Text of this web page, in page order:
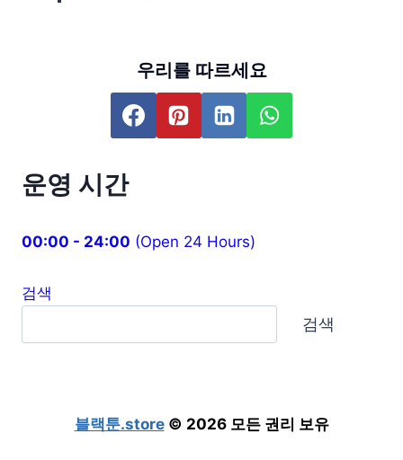
우리를 따르세요
운영 시간
00:00 - 24:00 (Open 24 Hours)
검색
검색
블랙툰.store© 2026 모든 권리 보유